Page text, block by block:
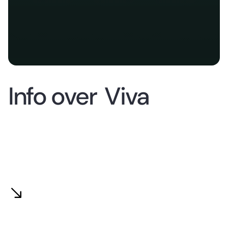
Info over Viva